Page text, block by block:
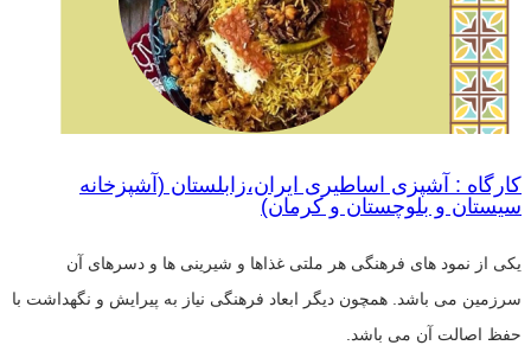
کارگاه : آشپزی اساطیری ایران،زابلستان (آشپزخانه
سیستان و بلوچستان و کرمان)
یکی از نمود های فرهنگی هر ملتی غذاها و شیرینی ها و دسرهای آن
سرزمین می باشد. همچون دیگر ابعاد فرهنگی نیاز به پیرایش و نگهداشت با
حفظ اصالت آن می باشد.